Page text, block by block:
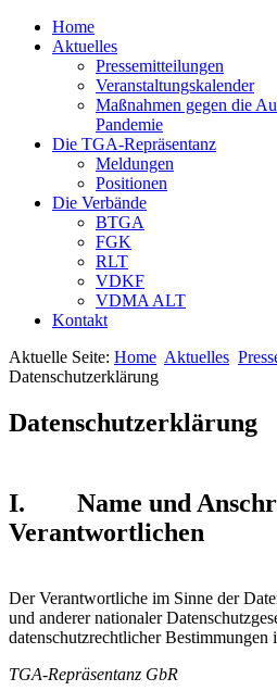
Home
Aktuelles
Pressemitteilungen
Veranstaltungskalender
Maßnahmen gegen die
Pandemie
Die TGA-Repräsentanz
Meldungen
Positionen
Die Verbände
BTGA
FGK
RLT
VDKF
VDMA ALT
Kontakt
Aktuelle Seite: Home Aktuelles
Datenschutzerklärung
Datenschutzerklärung
I. Name und
Verantwortlichen
Der Verantwortliche im Sinne der
und anderer nationaler
datenschutzrechtlicher Bestimmungen
TGA-Repräsentanz GbR